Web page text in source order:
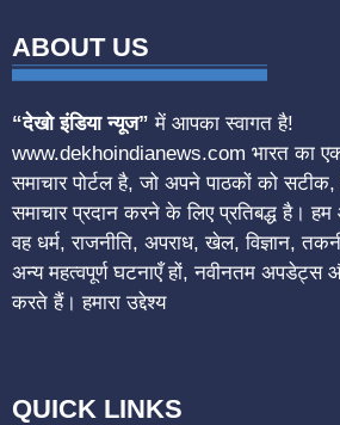
ABOUT US
“देखो इंडिया न्यूज” में आपका स्वागत है!
www.dekhoindianews.com भारत का
समाचार पोर्टल है, जो अपने पाठकों को सटीक,
समाचार प्रदान करने के लिए प्रतिबद्ध है।
वह धर्म, राजनीति, अपराध, खेल, विज्ञान,
अन्य महत्वपूर्ण घटनाएँ हों, नवीनतम अपडेट्स
करते हैं। हमारा उद्देश्य
QUICK LINKS